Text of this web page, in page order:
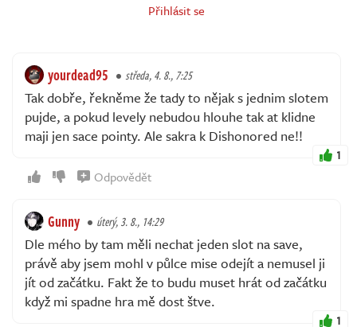
Přihlásit se
yourdead95 středa, 4. 8., 7:25
Tak dobře, řekněme že tady to nějak s jednim slotem
pujde, a pokud levely nebudou hlouhe tak at klidne
maji jen sace pointy. Ale sakra k Dishonored ne!!
1
Odpovědět
Gunny úterý, 3. 8., 14:29
Dle mého by tam měli nechat jeden slot na save,
právě aby jsem mohl v půlce mise odejít a nemusel ji
jít od začátku. Fakt že to budu muset hrát od začátku
když mi spadne hra mě dost štve.
1